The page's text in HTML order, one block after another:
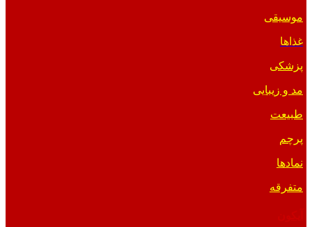
موسیقی
غذاها
پزشکی
مد و زیبایی
طبیعت
پرچم
نمادها
متفرقه